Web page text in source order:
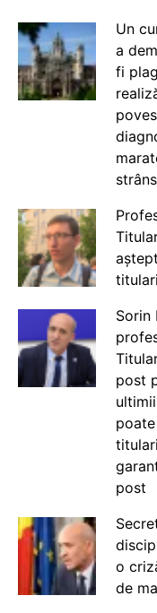
Un
a
fi
Sorin
post
post
o
de